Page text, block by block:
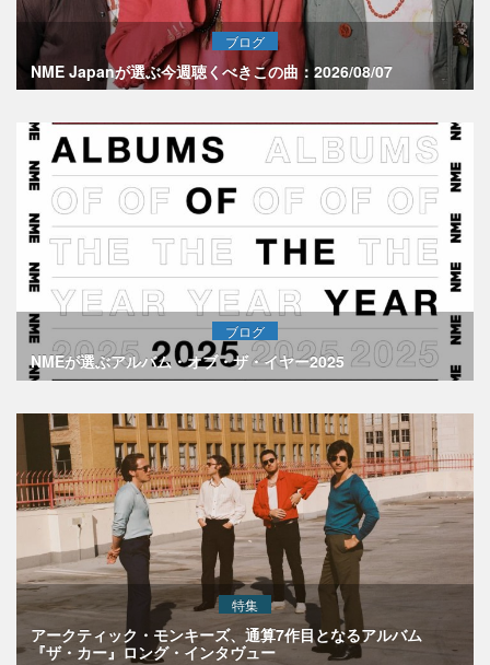
ブログ
NME Japanが選ぶ今週聴くべきこの曲：2026/08/07
ブログ
NMEが選ぶアルバム・オブ・ザ・イヤー2025
特集
アークティック・モンキーズ、通算7作目となるアルバム
『ザ・カー』ロング・インタヴュー